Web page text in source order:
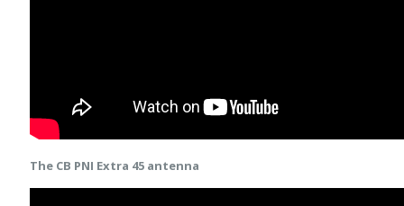
The CB PNI Extra 45 antenna